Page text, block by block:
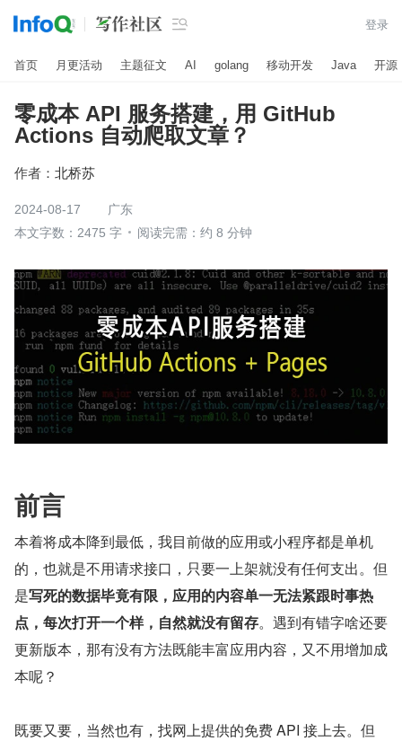
 登录
首页 月更活动 主题征文 AI golang 移动开发 Java 开源
零成本 API 服务搭建，用 GitHub
Actions 自动爬取文章？
作者： 北桥苏
2024-08-17
广东
本文字数：2475 字
阅读完需：约 8 分钟
前言
本着将成本降到最低，我目前做的应用或小程序都是单机
的，也就是不用请求接口，只要一上架就没有任何支出。但
是写死的数据毕竟有限，应用的内容单一无法紧跟时事热
点，每次打开一个样，自然就没有留存。遇到有错字啥还要
更新版本，那有没有方法既能丰富应用内容，又不用增加成
本呢？
既要又要，当然也有，找网上提供的免费 API 接上去。但